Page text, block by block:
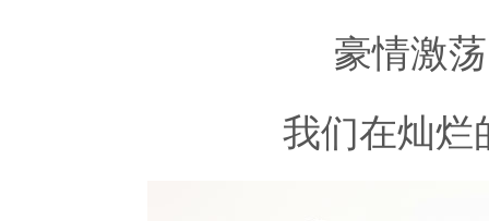
豪情激
我们在灿烂